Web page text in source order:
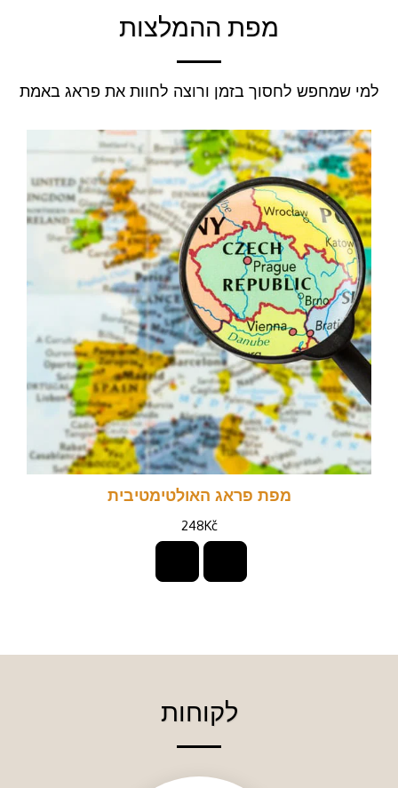
מפת ההמלצות
למי שמחפש לחסוך בזמן ורוצה לחוות את פראג באמת
מפת פראג האולטימטיבית
248Kč
לקוחות